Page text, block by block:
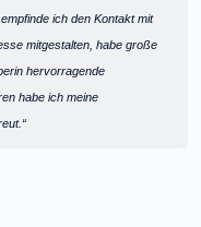
ich den Kontakt mit
mitgestalten, habe große
hervorragende
habe ich meine